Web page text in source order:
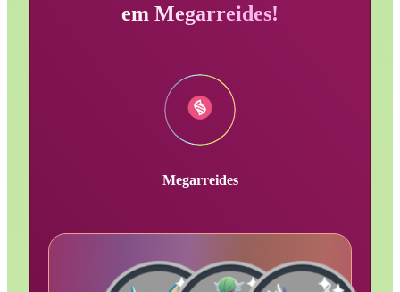
em Megarreides!
Megarreides